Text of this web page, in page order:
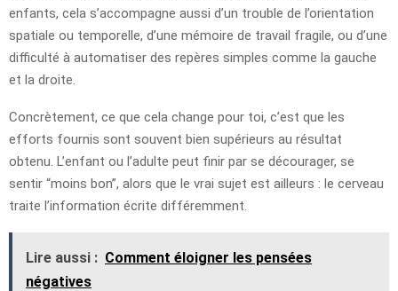
enfants, cela s’accompagne aussi d’un trouble de l’orientation
spatiale ou temporelle, d’une mémoire de travail fragile, ou d’une
difficulté à automatiser des repères simples comme la gauche
et la droite.
Concrètement, ce que cela change pour toi, c’est que les
efforts fournis sont souvent bien supérieurs au résultat
obtenu. L’enfant ou l’adulte peut finir par se décourager, se
sentir “moins bon”, alors que le vrai sujet est ailleurs : le cerveau
traite l’information écrite différemment.
Lire aussi : Comment éloigner les pensées
négatives